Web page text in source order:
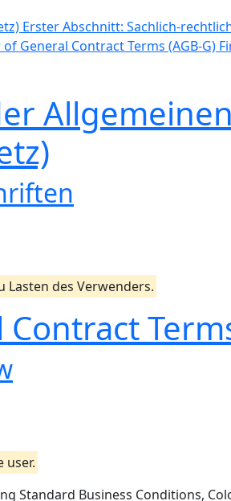
Erster Abschnitt: Sachlich-
General Contract Terms (AGB-G)
Allgemeinen
Lasten des Verwenders.
user.
Standard Business Conditions,